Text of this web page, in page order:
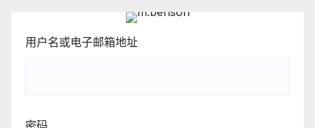
用户名或电子邮箱地址
密码